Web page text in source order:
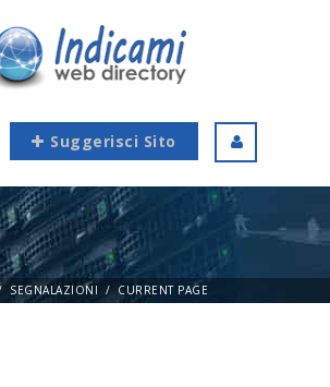
Suggerisci Sito
SEGNALAZIONI CURRENT PAGE